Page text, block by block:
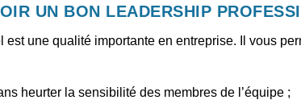
UN BON LEADERSHIP
est une qualité importante en entreprise. Il vous
heurter la sensibilité des membres de l’équipe ;